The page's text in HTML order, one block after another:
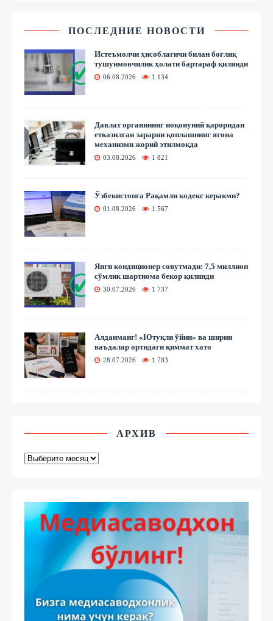
ПОСЛЕДНИЕ НОВОСТИ
Истеъмолчи ҳисоблагичи билан боғлиқ
тушунмовчилик ҳолати бартараф қилинди
06.08.2026 1 134
Давлат органининг ноқонуний қароридан
етказилган зарарни қоплашнинг ягона
механизми жорий этилмоқда
03.08.2026 1 821
Ўзбекистонга Рақамли кодекс керакми?
01.08.2026 1 567
Янги кондиционер совутмади: 7,5 миллион
сўмлик шартнома бекор қилинди
30.07.2026 1 737
Алданманг! «Ютуқли ўйин» ва ширин
ваъдалар ортидаги қиммат хато
28.07.2026 1 783
АРХИВ